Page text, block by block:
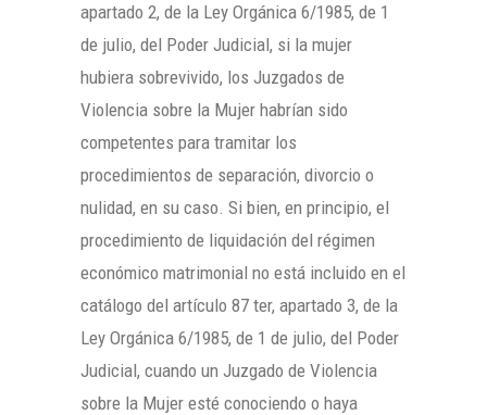
apartado 2, de la Ley Orgánica 6/1985, de 1
de julio, del Poder Judicial, si la mujer
hubiera sobrevivido, los Juzgados de
Violencia sobre la Mujer habrían sido
competentes para tramitar los
procedimientos de separación, divorcio o
nulidad, en su caso. Si bien, en principio, el
procedimiento de liquidación del régimen
económico matrimonial no está incluido en el
catálogo del artículo 87 ter, apartado 3, de la
Ley Orgánica 6/1985, de 1 de julio, del Poder
Judicial, cuando un Juzgado de Violencia
sobre la Mujer esté conociendo o haya